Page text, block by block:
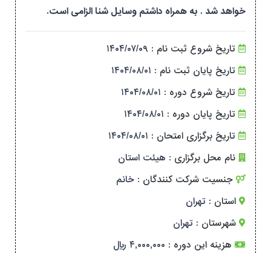
خواهد شد . به همراه داشتم وسایل شنا الزامی است.
تاریخ شروع ثبت نام : ۱۴۰۴/۰۷/۰۹
تاریخ پایان ثبت نام : ۱۴۰۴/۰۸/۰۱
تاریخ شروع دوره : ۱۴۰۴/۰۸/۰۱
تاریخ پایان دوره : ۱۴۰۴/۰۸/۰۱
تاریخ برگزاری امتحان : ۱۴۰۴/۰۸/۰۱
نام محل برگزاری : هیئت استان
جنسیت شرکت کنندگان : خانم
استان : تهران
شهرستان : تهران
هزینه این دوره : ۴,۰۰۰,۰۰۰ ریال